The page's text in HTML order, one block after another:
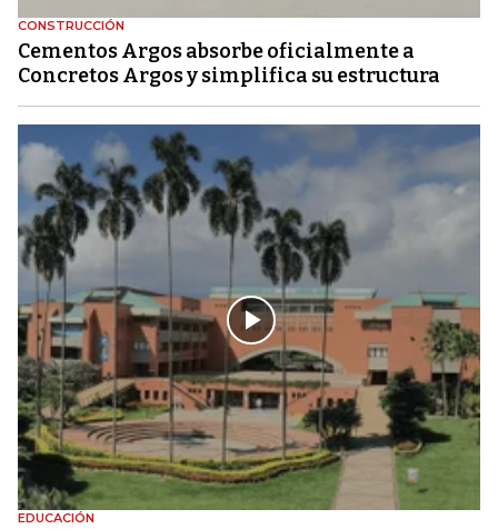
CONSTRUCCIÓN
Cementos Argos absorbe oficialmente a
Concretos Argos y simplifica su estructura
EDUCACIÓN